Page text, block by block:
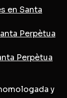
en Santa
Perpètua
Perpètua
y